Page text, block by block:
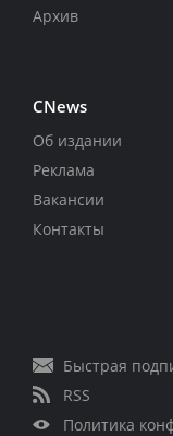
Архив
CNews
Об издании
Реклама
Вакансии
Контакты
Быстрая
RSS
Политика